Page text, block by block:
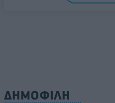
ΔΗΜΟΦΙΛΗ